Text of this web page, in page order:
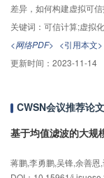
差异，如何构建虚拟可
可信技术在云环境的应
拟机提供唯一性身份标
明确了虚拟机应拥有各
寄存器（PCR）类敏感
求。由进一步分析可知
的模型预设条件下，基
（AIK）概念进行扩展，
虚拟机生成由其实际物
制、虚拟机敏感数据管
关键词： 可信计算;虚拟
<网络PDF> <引用本文>
更新时间： 2023-11-14
CWSN会议推荐论文
基于均值滤波的大规
蒋鹏,李勇鹏,吴锋,余善恩